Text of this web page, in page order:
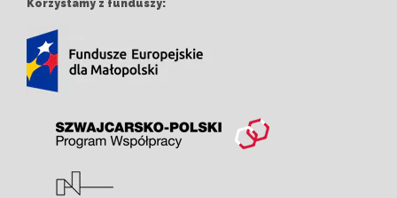
Korzystamy z funduszy: